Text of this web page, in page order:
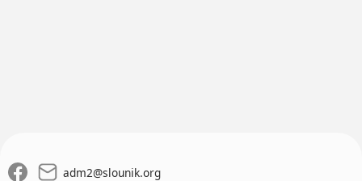
adm2@slounik.org